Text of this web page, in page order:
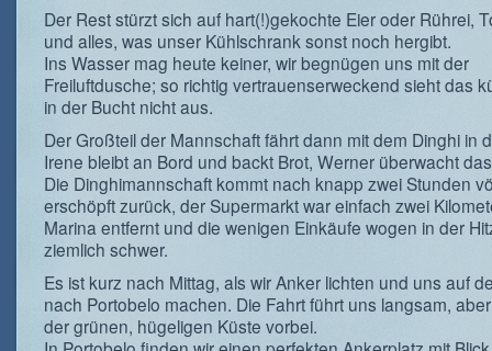
Der Rest stürzt sich auf hart(!)gekochte Eier oder Rührei,
und alles, was unser Kühlschrank sonst noch hergibt.
Ins Wasser mag heute keiner, wir begnügen uns mit der
Freiluftdusche; so richtig vertrauenserweckend sieht das
in der Bucht nicht aus.
Der Großteil der Mannschaft fährt dann mit dem Dinghi in
Irene bleibt an Bord und backt Brot, Werner überwacht
Die Dinghimannschaft kommt nach knapp zwei Stunden
erschöpft zurück, der Supermarkt war einfach zwei
Marina entfernt und die wenigen Einkäufe wogen in der
ziemlich schwer.
Es ist kurz nach Mittag, als wir Anker lichten und uns auf
nach Portobelo machen. Die Fahrt führt uns langsam,
der grünen, hügeligen Küste vorbei.